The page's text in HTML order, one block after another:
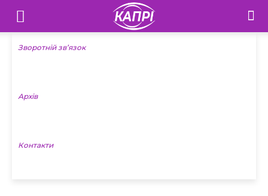
Телебачення
«Капрі»
Новини
Зворотній зв’язок
Архів
Контакти